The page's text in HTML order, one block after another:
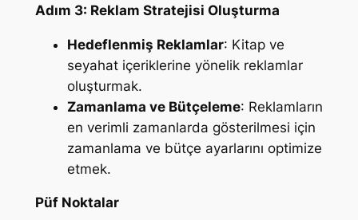
Adım 3: Reklam Stratejisi Oluşturma
Hedeflenmiş Reklamlar: Kitap ve
seyahat içeriklerine yönelik reklamlar
oluşturmak.
Zamanlama ve Bütçeleme: Reklamların
en verimli zamanlarda gösterilmesi için
zamanlama ve bütçe ayarlarını optimize
etmek.
Püf Noktalar